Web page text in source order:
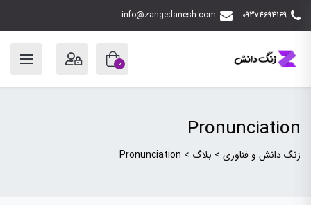
09374694169
info@zangedanesh.com
0
Pronunciation
زنگ دانش و فناوری > بلاگ >
Pronunciation